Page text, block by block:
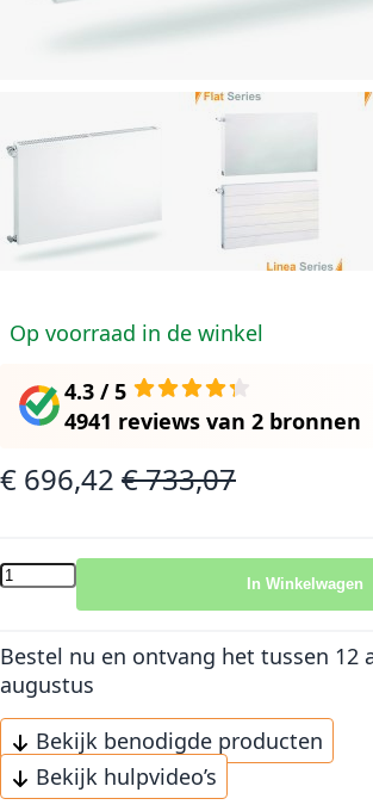
Op voorraad in de winkel
4.3 / 5
4941 reviews van 2 bronnen
Speciale prijs
€ 696,42 Normale prijs
€ 733,07
In Winkelwagen
Bestel nu en ontvang het tussen 12
augustus
Bekijk benodigde producten
Bekijk hulpvideo’s